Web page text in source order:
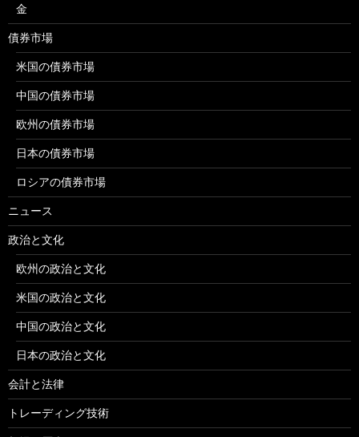
金
債券市場
米国の債券市場
中国の債券市場
欧州の債券市場
日本の債券市場
ロシアの債券市場
ニュース
政治と文化
欧州の政治と文化
米国の政治と文化
中国の政治と文化
日本の政治と文化
会計と法律
トレーディング技術